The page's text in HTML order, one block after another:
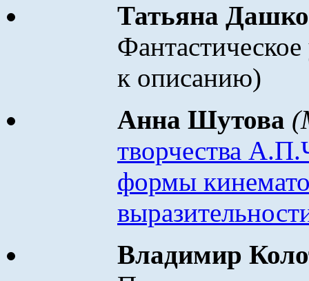
Татьяна
к описанию)
Анна Шутова
творчества
формы
Владимир